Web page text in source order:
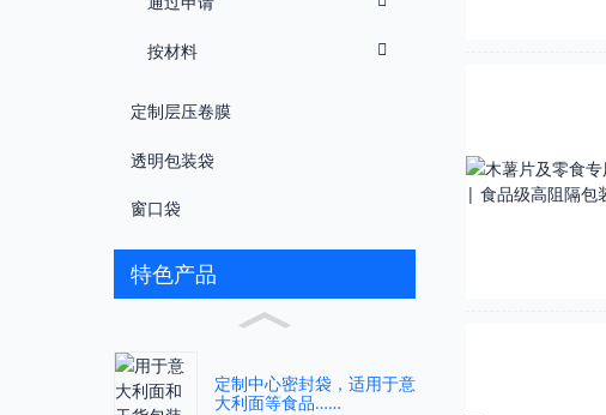
按材料
定制层压卷膜
透明包装袋
窗口袋
特色产品
定制中心密封袋，适用于意
大利面等食品……